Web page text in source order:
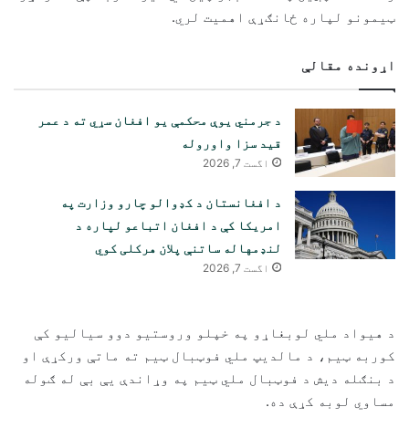
ټیمونو لپاره ځانګړې اهمیت لري.
اړونده مقالې
د جرمني یوې محکمې یو افغان سړي ته د عمر
قید سزا واوروله
اگست 7, 2026
د افغانستان د کډوالو چارو وزارت په
امریکا کې د افغان اتباعو لپاره د
لنډمهاله ساتنې پلان هرکلی کوي
اگست 7, 2026
د هیواد ملي لوبغاړو په خپلو وروستیو دوو سیالیو کې
کوربه ټیم، د مالدیپ ملي فوټبال ټیم ته ماتې ورکړې او
د بنګله دیش د فوټبال ملي ټیم په وړاندې یې بې له ګوله
مساوي لوبه کړې ده.